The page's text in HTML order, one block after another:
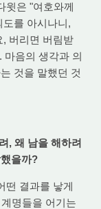
윗은 "여호와께
를 아시나니,
, 버리면 버림받
마음의 생각과 의
것을 말했던 것
, 왜 남을 해하려
을까?
떤 결과를 낳게
명들을 어기는